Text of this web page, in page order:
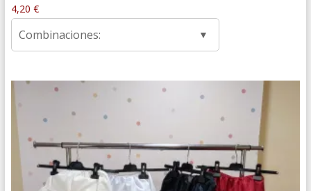
4,20 €
Combinaciones: